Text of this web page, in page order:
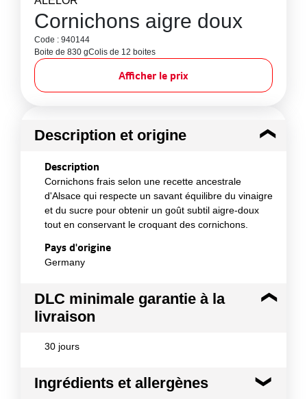
Cornichons aigre doux
Code : 940144
Boite de 830 gColis de 12 boites
Afficher le prix
Description et origine
Description
Cornichons frais selon une recette ancestrale
d'Alsace qui respecte un savant équilibre du vinaigre
et du sucre pour obtenir un goût subtil aigre-doux
tout en conservant le croquant des cornichons.
Pays d'origine
Germany
DLC minimale garantie à la
livraison
30 jours
Ingrédients et allergènes